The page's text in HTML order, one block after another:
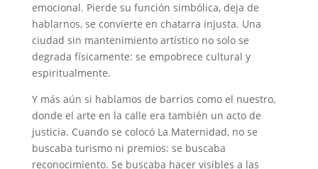
emocional. Pierde su función simbólica, deja de
hablarnos, se convierte en chatarra injusta. Una
ciudad sin mantenimiento artístico no solo se
degrada físicamente: se empobrece cultural y
espiritualmente.
Y más aún si hablamos de barrios como el nuestro,
donde el arte en la calle era también un acto de
justicia. Cuando se colocó La Maternidad, no se
buscaba turismo ni premios: se buscaba
reconocimiento. Se buscaba hacer visibles a las